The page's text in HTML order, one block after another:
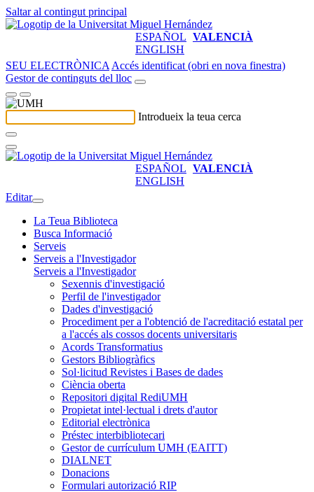
Saltar al contingut principal
ESPAÑOL VALENCIÀ
ENGLISH
SEU ELECTRÒNICA Accés identificat (obri en nova finestra)
Gestor de continguts del lloc
Introdueix la teua cerca
ESPAÑOL VALENCIÀ
ENGLISH
Editar
La Teua Biblioteca
Busca Informació
Serveis
Serveis a l'Investigador
Serveis a l'Investigador
Sexennis d'investigació
Perfil de l'investigador
Dades d'investigació
Procediment per a l'obtenció de l'acreditació estatal per
a l'accés als cossos docents universitaris
Acords Transformatius
Gestors Bibliogràfics
Sol·licitud Revistes i Bases de dades
Ciència oberta
Repositori digital RediUMH
Propietat intel·lectual i drets d'autor
Editorial electrònica
Préstec interbibliotecari
Gestor de currículum UMH (EAITT)
DIALNET
Donacions
Formulari autorizació RIP